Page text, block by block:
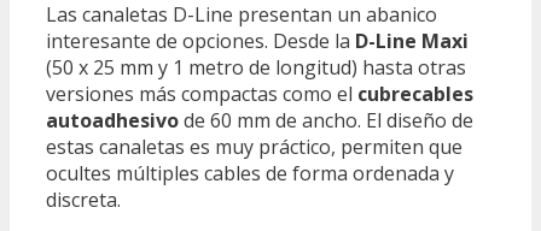
Las canaletas D-Line presentan un abanico
interesante de opciones. Desde la D-Line Maxi
(50 x 25 mm y 1 metro de longitud) hasta otras
versiones más compactas como el cubrecables
autoadhesivode 60 mm de ancho. El diseño de
estas canaletas es muy práctico, permiten que
ocultes múltiples cables de forma ordenada y
discreta.